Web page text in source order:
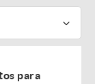
para